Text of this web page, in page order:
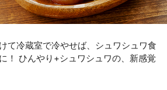
て冷蔵室で冷やせば、シュワシュワ食
！ ひんやり+シュワシュワの、新感覚